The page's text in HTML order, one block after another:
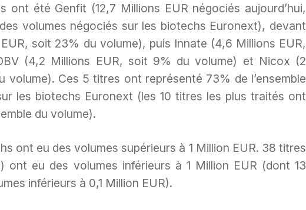
ont été Genfit (12,7 Millions EUR négociés aujourd’hui,
volumes négociés sur les biotechs Euronext), devant
EUR, soit 23% du volume), puis Innate (4,6 Millions EUR,
(4,2 Millions EUR, soit 9% du volume) et Nicox (2
volume). Ces 5 titres ont représenté 73% de l’ensemble
les biotechs Euronext (les 10 titres les plus traités ont
du volume).
ont eu des volumes supérieurs à 1 Million EUR. 38 titres
ont eu des volumes inférieurs à 1 Million EUR (dont 13
inférieurs à 0,1 Million EUR).